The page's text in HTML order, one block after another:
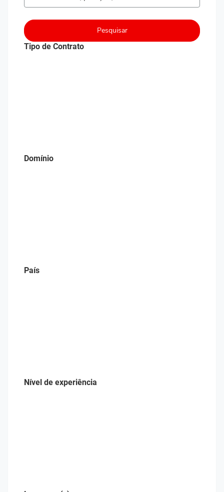
Pesquisar
Tipo de Contrato
Domínio
País
Nível de experiência